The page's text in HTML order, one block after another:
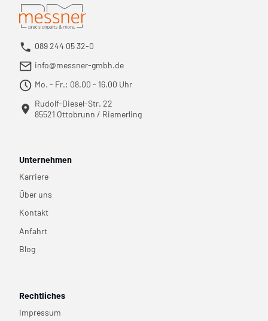
089 244 05 32-0
info@messner-gmbh.de
Mo. - Fr.: 08.00 - 16.00 Uhr
Rudolf-Diesel-Str. 22
85521 Ottobrunn / Riemerling
Unternehmen
Karriere
Über uns
Kontakt
Anfahrt
Blog
Rechtliches
Impressum